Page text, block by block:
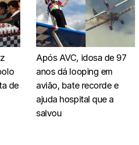
de
Após AVC, idosa de 97
anos dá looping em
avião, bate recorde e
ajuda hospital que a
salvou